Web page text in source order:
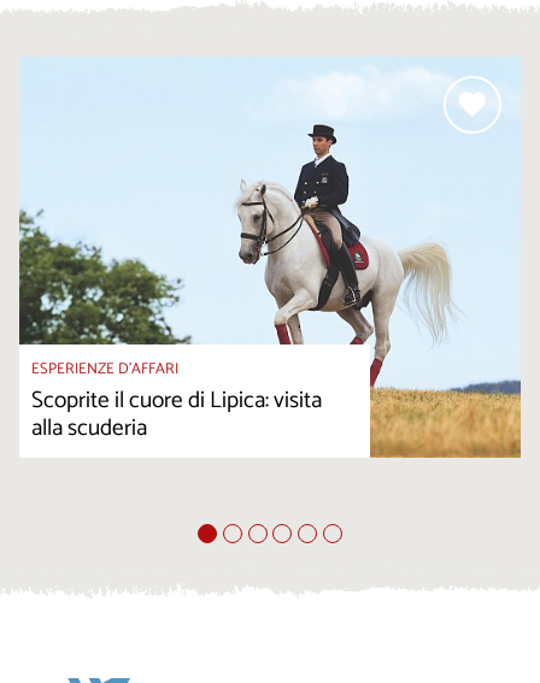
ESPERIENZE D’AFFARI
Scoprite il cuore di Lipica: visita
alla scuderia